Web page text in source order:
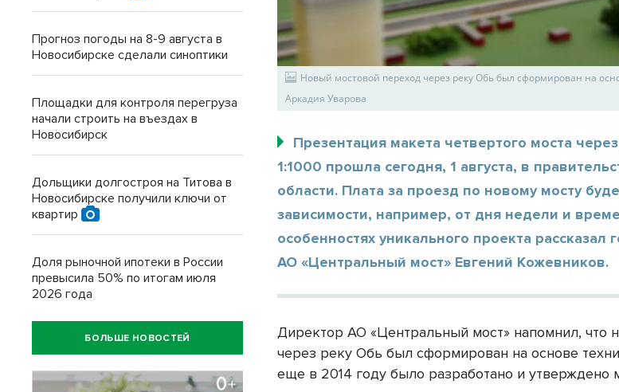
Новый мостовой переход через реку Обь был сформирован на
Аркадия Уварова
Презентация макета четвертого моста
1:1000 прошла сегодня, 1 августа, в
области. Плата за проезд по новому мосту
зависимости, например, от дня недели и
особенностях уникального проекта рассказал
АО «Центральный мост» Евгений Кожевников.
Директор АО «Центральный мост» напомнил, что
через реку Обь был сформирован на основе
еще в 2014 году было разработано и утверждено
Прогноз погоды на 8-9 августа в
Новосибирске сделали синоптики
Площадки для контроля перегруза
начали строить на въездах в
Новосибирск
Дольщики долгостроя на Титова в
Новосибирске получили ключи от
квартир
Доля рыночной ипотеки в России
превысила 50% по итогам июля
2026 года
БОЛЬШЕ НОВОСТЕЙ